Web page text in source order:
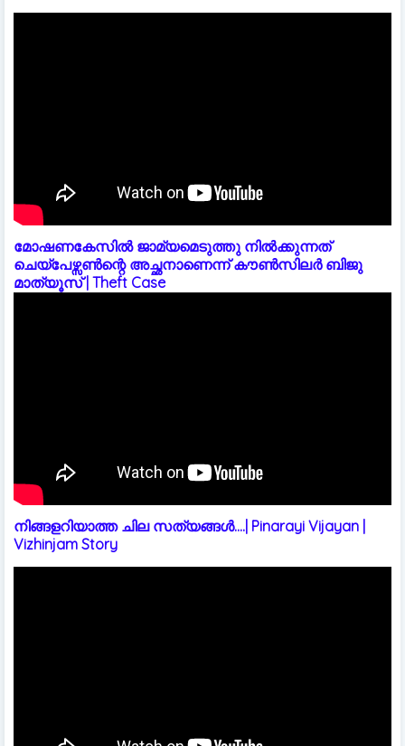
മോഷണകേസിൽ ജാമ്യമെടുത്തു നിൽക്കുന്നത്
ചെയ്പേഴ്സൺന്റെ അച്ഛനാണെന്ന് കൗൺസിലർ ബിജു
മാത്യൂസ് | Theft Case
നിങ്ങളറിയാത്ത ചില സത്യങ്ങൾ....| Pinarayi Vijayan |
Vizhinjam Story